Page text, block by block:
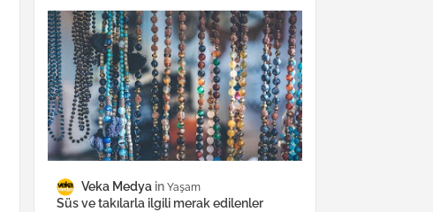
Veka Medya Yaşam
Süs ve takılarla ilgili merak edilenler